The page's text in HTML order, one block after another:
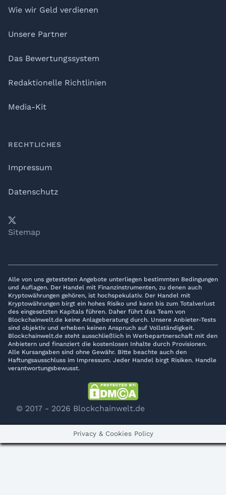
Wie wir Geld verdienen
Unsere Partner
Das Bewertungssystem
Redaktionelle Richtlinien
Media-Kit
RECHTLICHES
Impressum
Datenschutz
YouTube
𝕏LinkedIn
Telegram
Sitemap
Alle von uns getesteten Angebote unterliegen bestimmten Bedingungen
und Auflagen. Der Handel mit Finanzinstrumenten, zu denen auch
Kryptowährungen gehören, ist hochspekulativ. Der Handel mit
Kryptowährungen birgt ein hohes Risiko und kann bis zum Totalverlust
des eingesetzten Kapitals führen. Daher führt das Team von
Blockchainwelt.de keine Anlageberatung durch. Unsere Anbieter-Tests
sind objektiv und erheben keinen Anspruch auf Vollständigkeit.
Blockchainwelt.de steht ausschließlich in Werbepartnerschaft mit den
Anbietern und finanziert die kostenlosen Inhalte durch Provisionen.
Alle Kursangaben sind ohne Gewähr. Bitte beachte auch den
Haftungsausschluss im Impressum. Jeder Handel birgt Risiken. Handle
verantwortungsbewusst.
© 2017 - 2026 Blockchainwelt.de
Privacy & Cookies Policy